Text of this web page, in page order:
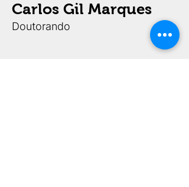
Carlos Gil Marques
Doutorando